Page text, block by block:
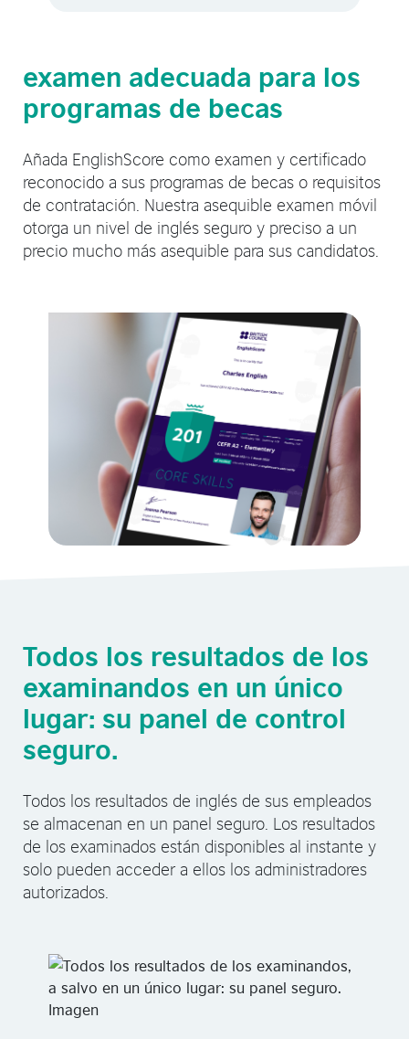
examen adecuada para los
programas de becas
Añada EnglishScore como examen y certificado
reconocido a sus programas de becas o requisitos
de contratación. Nuestra asequible examen móvil
otorga un nivel de inglés seguro y preciso a un
precio mucho más asequible para sus candidatos.
Todos los resultados de los
examinandos en un único
lugar: su panel de control
seguro.
Todos los resultados de inglés de sus empleados
se almacenan en un panel seguro. Los resultados
de los examinados están disponibles al instante y
solo pueden acceder a ellos los administradores
autorizados.